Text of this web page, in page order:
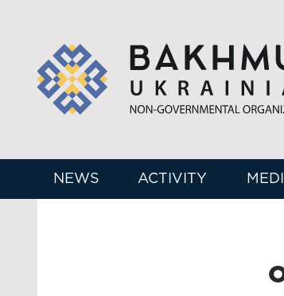
NEWS ACTIVITY